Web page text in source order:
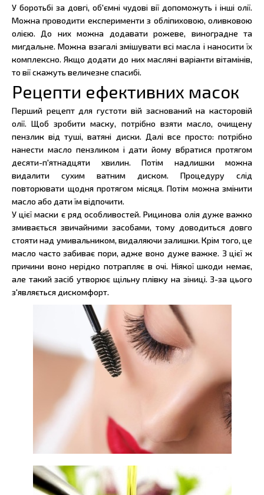
У боротьбі за довгі, об'ємні чудові вії допоможуть і інші олії.
Можна проводити експерименти з обліпиховою, оливковою
олією. До них можна додавати рожеве, виноградне та
мигдальне. Можна взагалі змішувати всі масла і наносити їх
комплексно. Якщо додати до них масляні варіанти вітамінів,
то вії скажуть величезне спасибі.
Рецепти ефективних масок
Перший рецепт для густоти вій заснований на касторовій
олії. Щоб зробити маску, потрібно взяти масло, очищену
пензлик від туші, ватяні диски. Далі все просто: потрібно
нанести масло пензликом і дати йому вбратися протягом
десяти-п'ятнадцяти хвилин. Потім надлишки можна
видалити сухим ватним диском. Процедуру слід
повторювати щодня протягом місяця. Потім можна змінити
масло або дати їм відпочити.
У цієї маски є ряд особливостей. Рицинова олія дуже важко
змивається звичайними засобами, тому доводиться довго
стояти над умивальником, видаляючи залишки. Крім того, це
масло часто забиває пори, адже воно дуже важке. З цієї ж
причини воно нерідко потрапляє в очі. Ніякої шкоди немає,
але такий засіб утворює щільну плівку на зіниці. З-за цього
з'являється дискомфорт.